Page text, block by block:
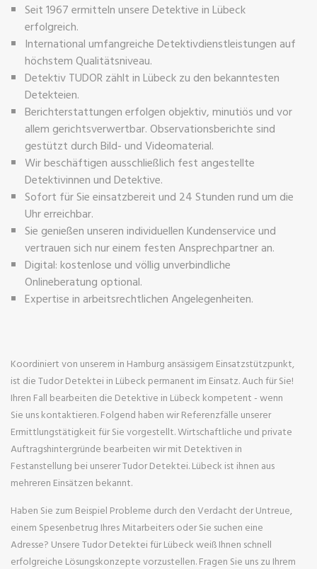
Seit 1967 ermitteln unsere Detektive in Lübeck
erfolgreich.
International umfangreiche Detektivdienstleistungen auf
höchstem Qualitätsniveau.
Detektiv TUDOR zählt in Lübeck zu den bekanntesten
Detekteien.
Berichterstattungen erfolgen objektiv, minutiös und vor
allem gerichtsverwertbar. Observationsberichte sind
gestützt durch Bild- und Videomaterial.
Wir beschäftigen ausschließlich fest angestellte
Detektivinnen und Detektive.
Sofort für Sie einsatzbereit und 24 Stunden rund um die
Uhr erreichbar.
Sie genießen unseren individuellen Kundenservice und
vertrauen sich nur einem festen Ansprechpartner an.
Digital: kostenlose und völlig unverbindliche
Onlineberatung optional.
Expertise in arbeitsrechtlichen Angelegenheiten.
Koordiniert von unserem in Hamburg ansässigem Einsatzstützpunkt,
ist die Tudor Detektei in Lübeck permanent im Einsatz. Auch für Sie!
Ihren Fall bearbeiten die Detektive in Lübeck kompetent - wenn
Sie uns kontaktieren. Folgend haben wir Referenzfälle unserer
Ermittlungstätigkeit für Sie vorgestellt. Wirtschaftliche und private
Auftragshintergründe bearbeiten wir mit Detektiven in
Festanstellung bei unserer Tudor Detektei. Lübeck ist ihnen aus
mehreren Einsätzen bekannt.
Haben Sie zum Beispiel Probleme durch den Verdacht der Untreue,
einem Spesenbetrug Ihres Mitarbeiters oder Sie suchen eine
Adresse? Unsere Tudor Detektei für Lübeck weiß Ihnen schnell
erfolgreiche Lösungskonzepte vorzustellen. Fragen Sie uns zu Ihrem